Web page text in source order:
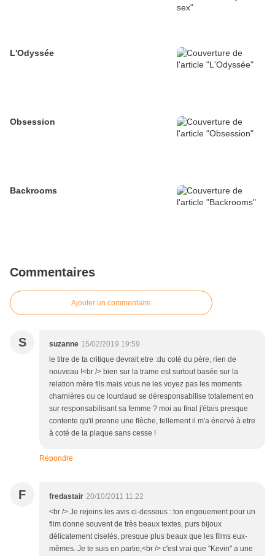
L'Odyssée
Obsession
Backrooms
Commentaires
Ajouter un commentaire
S suzanne 15/02/2019 19:59
le titre de ta critique devrait etre :du coté du père, rien de
nouveau !<br /> bien sur la trame est surtout basée sur la
relation mère fils mais vous ne les voyez pas les moments
charnières ou ce lourdaud se déresponsabilise totalement en
sur responsabilisant sa femme ? moi au final j'étais presque
contente qu'il prenne une flèche, tellement il m'a énervé à etre
à coté de la plaque sans cesse !
Répondre
F fredastair 20/10/2011 11:22
<br /> Je rejoins les avis ci-dessous : ton engouement pour un
film donne souvent de très beaux textes, purs bijoux
délicatement ciselés, presque plus beaux que les films eux-
mêmes. Je te suis en partie,<br /> c'est vrai que "Kevin" a une